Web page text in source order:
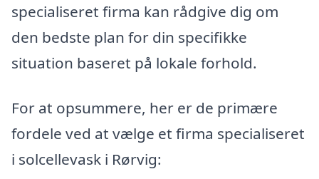
specialiseret firma kan rådgive dig om
den bedste plan for din specifikke
situation baseret på lokale forhold.
For at opsummere, her er de primære
fordele ved at vælge et firma specialiseret
i solcellevask i Rørvig: